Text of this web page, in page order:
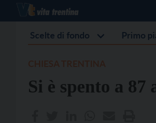
Scelte di fondo Primo
Si è spento a